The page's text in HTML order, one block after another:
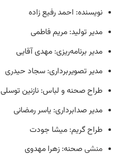
نویسنده: احمد رفیع‌ زاده
مدیر تولید: مریم فاطمی
مدیر برنامه‌ریزی: مهدی آقایی
مدیر تصویربرداری: سجاد حیدری
طراح صحنه و لباس: نازنین توسلی
مدیر صدابرداری: یاسر رمضانی
طراح گریم: میشا جودت
منشیصحنه: زهرا مهدوی